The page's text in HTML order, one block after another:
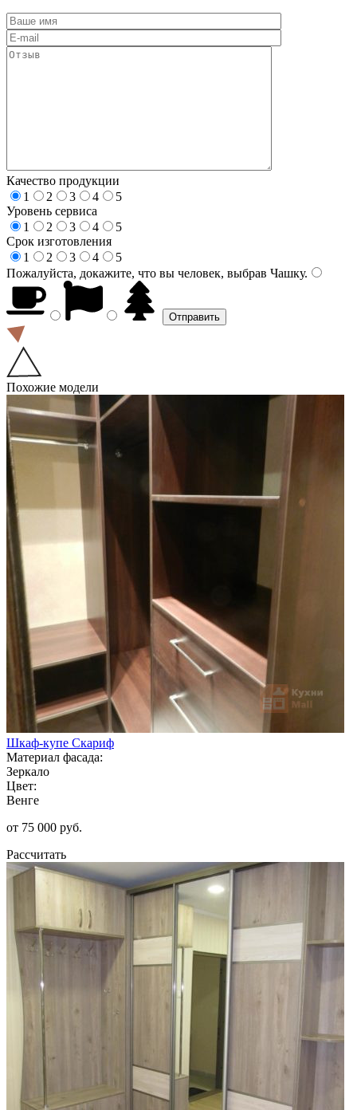
Качество продукции
1
2 3 4
5
Уровень сервиса
1
2 3 4
5
Срок изготовления
1
2 3 4
5
Пожалуйста, докажите, что вы человек, выбрав Чашку.
Похожие модели
Шкаф-купе Скариф
Материал фасада:
Зеркало
Цвет:
Венге
от 75 000 руб.
Рассчитать